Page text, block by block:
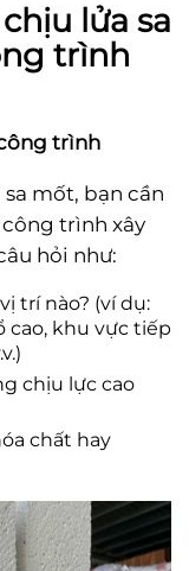
lửa sa
trình
trình
mốt, bạn cần
trình xây
hỏi như:
trí nào? (ví dụ:
cao, khu vực tiếp
chịu lực cao
chất hay